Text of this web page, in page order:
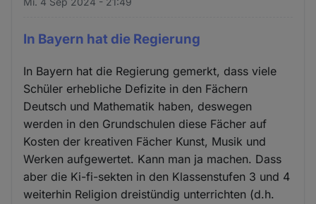
In Bayern hat die Regierung
In Bayern hat die Regierung gemerkt, dass viele
Schüler erhebliche Defizite in den Fächern
Deutsch und Mathematik haben, deswegen
werden in den Grundschulen diese Fächer auf
Kosten der kreativen Fächer Kunst, Musik und
Werken aufgewertet. Kann man ja machen. Dass
aber die Ki-fi-sekten in den Klassenstufen 3 und 4
weiterhin Religion dreistündig unterrichten (d.h.